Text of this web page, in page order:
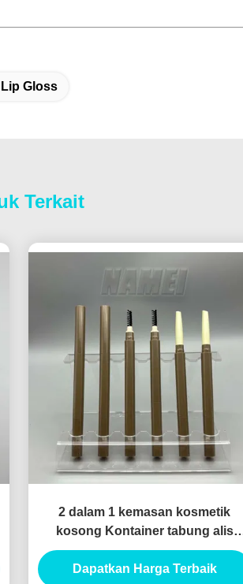
Gloss
Terkait
2 dalam 1 kemasan kosmetik
kosong Kontainer tabung alis
kosong Kontainer tabung Eyeliner
kosong
Dapatkan Harga Terbaik